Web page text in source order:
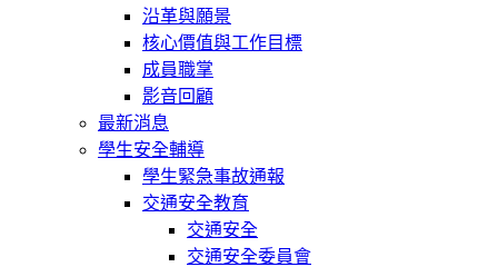
沿革與願景
核心價值與工作目標
成員職掌
影音回顧
最新消息
學生安全輔導
學生緊急事故通報
交通安全教育
交通安全
交通安全委員會